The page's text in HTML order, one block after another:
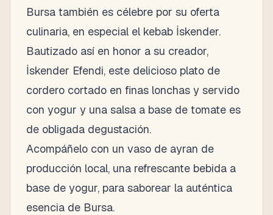
Bursa también es célebre por su oferta
culinaria, en especial el kebab İskender.
Bautizado así en honor a su creador,
İskender Efendi, este delicioso plato de
cordero cortado en finas lonchas y servido
con yogur y una salsa a base de tomate es
de obligada degustación.
Acompáñelo con un vaso de ayran de
producción local, una refrescante bebida a
base de yogur, para saborear la auténtica
esencia de Bursa.